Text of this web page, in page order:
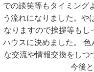
での談笑等もタイミング
う流れになりました。や
なりますので挨拶等もし
ハウスに決めました。
な交流や情報交換をしつ
今後